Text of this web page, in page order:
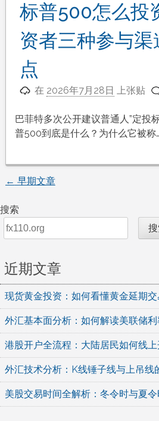
标普500怎么投
资者三种参与
点
在 2026年7月28日 上张贴
巴菲特多次公开建议普通人”定投
普500到底是什么？为什么它被称…
文
章
导
航
← 早期文章
搜索
近期文章
现货黄金投资：如何看懂黄金延期交
外汇基本面分析：如何解读美联储
港股开户全流程：大陆居民如何线
外汇技术分析：K线锤子线与上吊线
美股交易时间全解析：冬令时与夏